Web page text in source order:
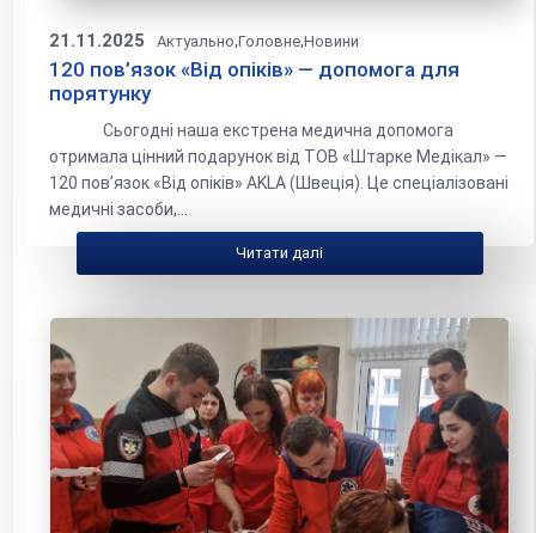
21.11.2025 Актуально,Головне,Новини
120 пов’язок «Від опіків» — допомога для
порятунку
Сьогодні наша екстрена медична допомога
отримала цінний подарунок від ТОВ «Штарке Медікал» —
120 пов’язок «Від опіків» AKLA (Швеція). Це спеціалізовані
медичні засоби,...
Читати далі